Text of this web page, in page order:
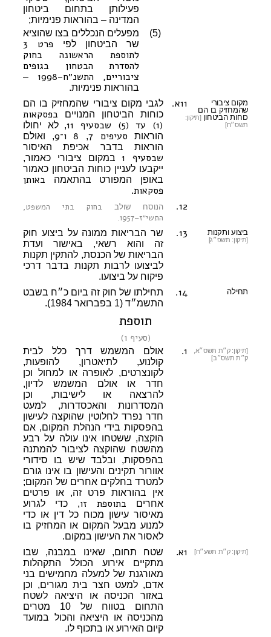
פעילותן בתחום ביטחון
המדינה – בהוראות פנימיות;
(5)
מפעלים הנכללים בצו שהוציא
שר הביטחון לפי
פרט 3
לתוספת הראשונה בחוק
להסדרת הבטחון בגופים
ציבוריים, התשנ״ח–1998
–
בהוראות פנימיות.
11א.
מקום ציבורי
שהמחזיק בו הם
כוחות הביטחון[תיקון:
תשס״ח]
לגבי מקום ציבורי שהמחזיק בו הם
כוחות הביטחון המנויים בפסקאות
(1) עד (5) שבסעיף 11
, לא יחולו
הוראות סעיפים 7 ,
8 ו־9 , ואולם
הוראות בדבר אכיפת האיסור
שבסעיף 1
במקום ציבורי כאמור,
ייקבעו לעניין כוחות הביטחון כאמור
באופן המפורט בהתאמה באותן
פסקאות.
12. הנוסח שולב בחוק בתי המשפט,
התשי״ז–1957
.
13. ביצוע ותקנות
[תיקון: תשפ״ג]
שר הבריאות ממונה על ביצוע חוק
זה והוא רשאי, באישור ועדת
הבריאות של הכנסת, להתקין תקנות
לביצועו לרבות תקנות בדבר דרכי
פיקוח על ביצועו.
14. תחילה
תחילתו של חוק זה ביום כ״ח בשבט
התשמ״ד (1 בפברואר 1984).
תוספת
(סעיף 1 )
1
.
[תיקון: ק״ת תשס״א,
ק״ת תשס״ב]
אולם המשמש דרך כלל לבית
קולנוע, לתיאטרון, להופעות,
לקונצרטים, לאופרה או למחול וכן
חדר או אולם המשמש לדיון,
להרצאה או לישיבות, וכן
המסדרונות והאכסדרות, למעט
חדר נפרד לחלוטין שהוקצה לעישון
בהפסקות בידי הנהלת המקום, אם
הוקצה, ששטחו אינו עולה על רבע
מהשטח שהוקצה לציבור להמתנה
בהפסקות, ובלבד שיש בו סידורי
אוורור תקינים והעישון בו אינו גורם
למטרד בחלקים אחרים של המקום;
אין בהוראות פרט זה, או פרטים
אחרים בתוספת זו, כדי לגרוע
מאיסור עישון מכוח כל דין או כדי
למנוע מבעל המקום או המחזיק בו
לאסור את העישון במקום.
1א . [תיקון: ק״ת תשע״ח]
שטח תחום, שאינו במבנה, שבו
מתקיים אירוע הכולל התקהלות
מאורגנת של למעלה מחמישים בני
אדם, למעט חצר בית מגורים, וכן
באזור הכניסה או היציאה לשטח
התחום בטווח של 10 מטרים
מהכניסה או היציאה והכול במועד
קיום האירוע או בתכוף לו.